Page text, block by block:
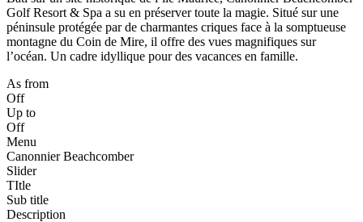
Golf Resort & Spa a su en préserver toute la magie. Situé sur une
péninsule protégée par de charmantes criques face à la somptueuse
montagne du Coin de Mire, il offre des vues magnifiques sur
l’océan. Un cadre idyllique pour des vacances en famille.
As from
Off
Up to
Off
Menu
Canonnier Beachcomber
Slider
TItle
Sub title
Description